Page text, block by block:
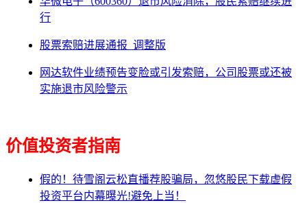
行
股票索赔进展通报_调整版
网达软件业绩预告变脸或引发索赔，公司股票或还被
实施退市风险警示
价值投资者指南
假的！待雪阁云松直播荐股骗局，忽悠股民下载虚假
投资平台内幕曝光!避免上当！